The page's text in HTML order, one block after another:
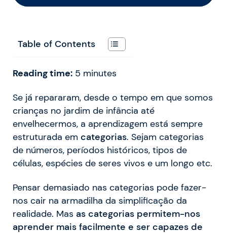
Table of Contents
Reading time: 5 minutes
Se já repararam, desde o tempo em que somos
crianças no jardim de infância até
envelhecermos, a aprendizagem está sempre
estruturada em categorias. Sejam categorias
de números, períodos históricos, tipos de
células, espécies de seres vivos e um longo etc.
Pensar demasiado nas categorias pode fazer-
nos cair na armadilha da simplificação da
realidade. Mas as categorias permitem-nos
aprender mais facilmente e ser capazes de